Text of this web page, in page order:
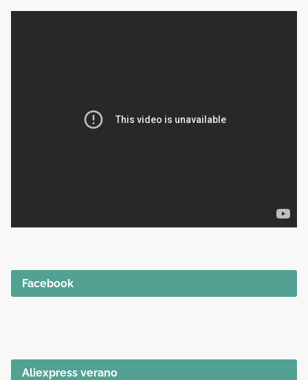
Facebook
Aliexpress verano